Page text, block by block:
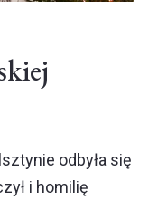
odbyła się
i homilię